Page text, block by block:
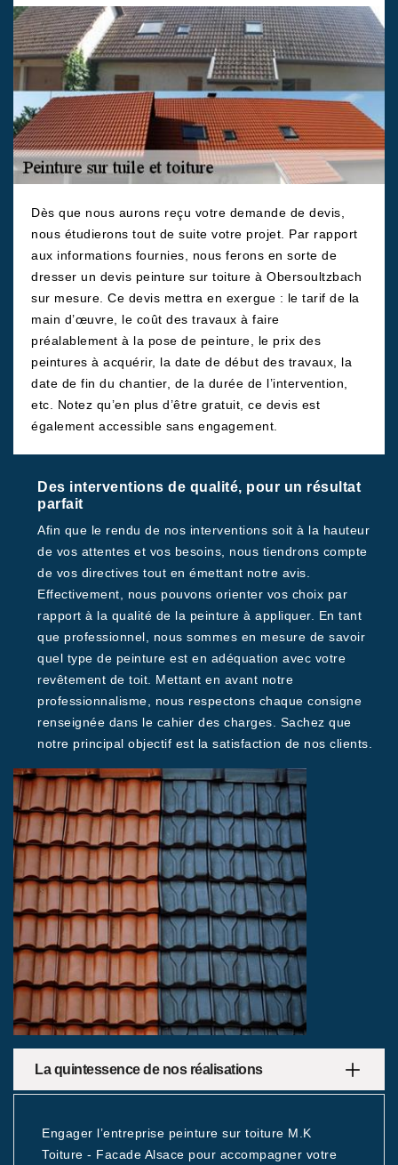
Dès que nous aurons reçu votre demande de devis,
nous étudierons tout de suite votre projet. Par rapport
aux informations fournies, nous ferons en sorte de
dresser un devis peinture sur toiture à Obersoultzbach
sur mesure. Ce devis mettra en exergue : le tarif de la
main d’œuvre, le coût des travaux à faire
préalablement à la pose de peinture, le prix des
peintures à acquérir, la date de début des travaux, la
date de fin du chantier, de la durée de l’intervention,
etc. Notez qu’en plus d’être gratuit, ce devis est
également accessible sans engagement.
Des interventions de qualité, pour un résultat
parfait
Afin que le rendu de nos interventions soit à la hauteur
de vos attentes et vos besoins, nous tiendrons compte
de vos directives tout en émettant notre avis.
Effectivement, nous pouvons orienter vos choix par
rapport à la qualité de la peinture à appliquer. En tant
que professionnel, nous sommes en mesure de savoir
quel type de peinture est en adéquation avec votre
revêtement de toit. Mettant en avant notre
professionnalisme, nous respectons chaque consigne
renseignée dans le cahier des charges. Sachez que
notre principal objectif est la satisfaction de nos clients.
La quintessence de nos réalisations
Engager l’entreprise peinture sur toiture M.K
Toiture - Facade Alsace pour accompagner votre